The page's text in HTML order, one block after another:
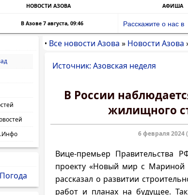
НОВОСТИ АЗОВА АФИША
В Азове 7 августа, 09:46 Расскажите о нас в
• Все новости Азова » Новости Азова
Источник: Азовская неделя
В России
жилищного
6 февраля 2024
Вице-премьер Правительства
проекту «Новый мир с Мариной
рассказал о развитии
работ и планах на будущее.